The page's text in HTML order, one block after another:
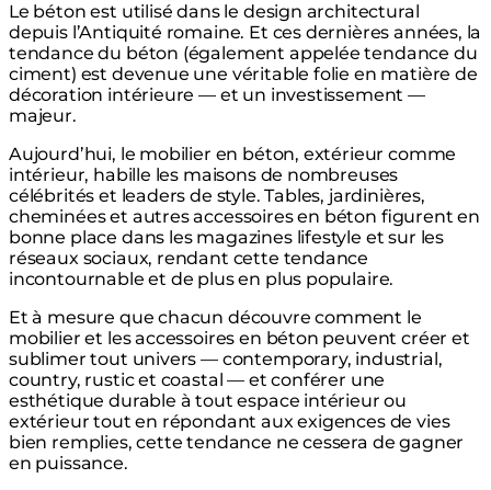
Le béton est utilisé dans le design architectural
depuis l’Antiquité romaine. Et ces dernières années, la
tendance du béton (également appelée tendance du
ciment) est devenue une véritable folie en matière de
décoration intérieure — et un investissement —
majeur.
Aujourd’hui, le mobilier en béton, extérieur comme
intérieur, habille les maisons de nombreuses
célébrités et leaders de style. Tables, jardinières,
cheminées et autres accessoires en béton figurent en
bonne place dans les magazines lifestyle et sur les
réseaux sociaux, rendant cette tendance
incontournable et de plus en plus populaire.
Et à mesure que chacun découvre comment le
mobilier et les accessoires en béton peuvent créer et
sublimer tout univers — contemporary, industrial,
country, rustic et coastal — et conférer une
esthétique durable à tout espace intérieur ou
extérieur tout en répondant aux exigences de vies
bien remplies, cette tendance ne cessera de gagner
en puissance.